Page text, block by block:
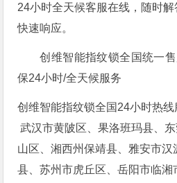
24小时全天候客服在线，随时
快速响应。
创维智能指纹锁全国统一
保24小时/全天候服务
创维智能指纹锁全国24小时热
武汉市黄陂区、果洛班玛县、
山区、湘西州保靖县、雅安市汉
县、苏州市虎丘区、岳阳市临湘